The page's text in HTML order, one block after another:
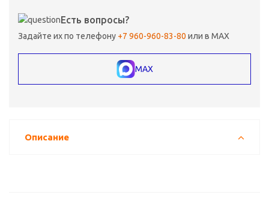
Есть вопросы?
Задайте их по телефону +7 960-960-83-80 или в MAX
MAX
Описание